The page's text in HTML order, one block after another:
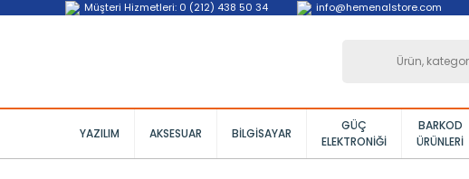
Müşteri Hizmetleri: 0 (212) 438 50 34 info@hemenalstore.com
YAZILIM AKSESUAR BILGISAYAR
GÜÇ
ELEKTRONIĞI
BARKOD
ÜRÜNLERI